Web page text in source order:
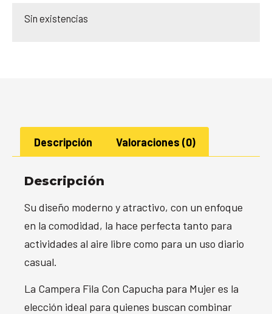
Sin existencias
Descripción Valoraciones (0)
Descripción
Su diseño moderno y atractivo, con un enfoque
en la comodidad, la hace perfecta tanto para
actividades al aire libre como para un uso diario
casual.
La Campera Fila Con Capucha para Mujer es la
elección ideal para quienes buscan combinar